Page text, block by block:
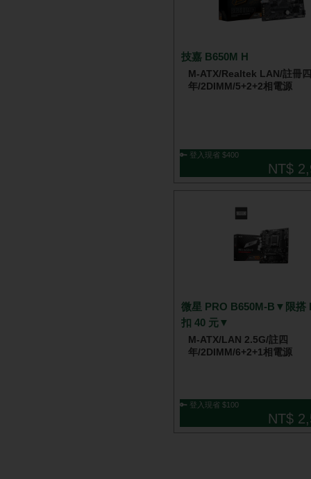
技嘉 B650M H
M-ATX/Realtek LAN/註冊四
年/2DIMM/5+2+2相電源
🔑 登入現省 $400
NT$
微星 PRO B650M-B▼限搭
扣 40 元▼
M-ATX/LAN 2.5G/註四
年/2DIMM/6+2+1相電源
🔑 登入現省 $100
NT$